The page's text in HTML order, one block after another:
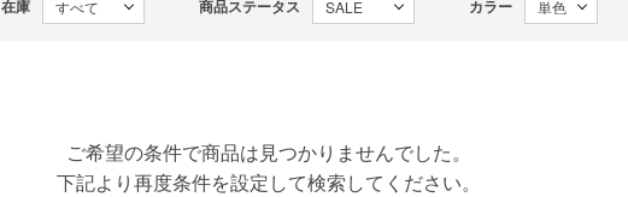
在庫 商品ステータス カラー
ご希望の条件で商品は見つかりませんでした。
下記より再度条件を設定して検索してください。